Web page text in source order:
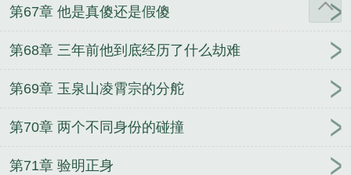
第67章 他是真傻还是假傻
第68章 三年前他到底经历了什么劫难
第69章 玉泉山凌霄宗的分舵
第70章 两个不同身份的碰撞
第71章 验明正身